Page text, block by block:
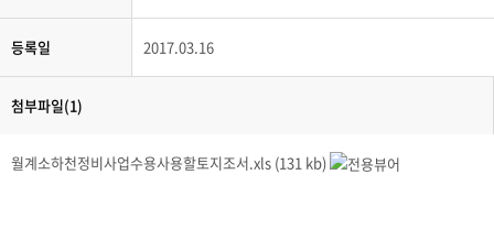
등록일 2017.03.16
첨부파일(1)
월계소하천정비사업수용사용할토지조서.xls (131 kb)